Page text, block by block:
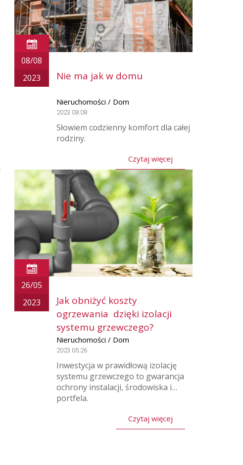
08/08
2023
Nie ma jak w domu
Nieruchomości / Dom
2023.08.08
Słowiem codzienny komfort dla całej
rodziny.
Czytaj więcej
26/05
2023
Jak obniżyć koszty
ogrzewania dzięki izolacji
systemu grzewczego?
Nieruchomości / Dom
2023.05.26
Inwestycja w prawidłową izolację
systemu grzewczego to gwarancja
ochrony instalacji, środowiska i…
portfela.
Czytaj więcej